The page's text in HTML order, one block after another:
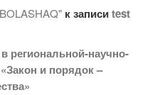
к записиtest
региональной-научно-
и порядок –